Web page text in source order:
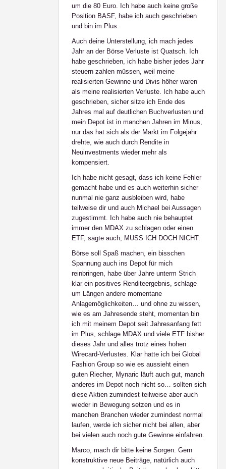
um die 80 Euro. Ich habe auch keine große
Position BASF, habe ich auch geschrieben
und bin im Plus.
Auch deine Unterstellung, ich mach jedes
Jahr an der Börse Verluste ist Quatsch. Ich
habe geschrieben, ich habe bisher jedes Jahr
steuern zahlen müssen, weil meine
realisierten Gewinne und Divis höher waren
als meine realisierten Verluste. Ich habe auch
geschrieben, sicher sitze ich Ende des
Jahres mal auf deutlichen Buchverlusten und
mein Depot ist in manchen Jahren im Minus,
nur das hat sich als der Markt im Folgejahr
drehte, wie auch durch Rendite in
Neuinvestments wieder mehr als
kompensiert.
Ich habe nicht gesagt, dass ich keine Fehler
gemacht habe und es auch weiterhin sicher
nunmal nie ganz ausbleiben wird, habe
teilweise dir und auch Michael bei Aussagen
zugestimmt. Ich habe auch nie behauptet
immer den MDAX zu schlagen oder einen
ETF, sagte auch, MUSS ICH DOCH NICHT.
Börse soll Spaß machen, ein bisschen
Spannung auch ins Depot für mich
reinbringen, habe über Jahre unterm Strich
klar ein positives Renditeergebnis, schlage
um Längen andere momentane
Anlagemöglichkeiten… und ohne zu wissen,
wie es am Jahresende steht, momentan bin
ich mit meinem Depot seit Jahresanfang fett
im Plus, schlage MDAX und viele ETF bisher
dieses Jahr und alles trotz eines hohen
Wirecard-Verlustes. Klar hatte ich bei Global
Fashion Group so wie es aussieht einen
guten Riecher, Mynaric läuft auch gut, manch
anderes im Depot noch nicht so… sollten sich
diese Aktien zumindest teilweise aber auch
wieder in Bewegung setzen und es in
manchen Branchen wieder zumindest normal
laufen, werde ich sicher nicht bei allen, aber
bei vielen auch noch gute Gewinne einfahren.
Marco, mach dir bitte keine Sorgen. Gern
konstruktive neue Beiträge, natürlich auch